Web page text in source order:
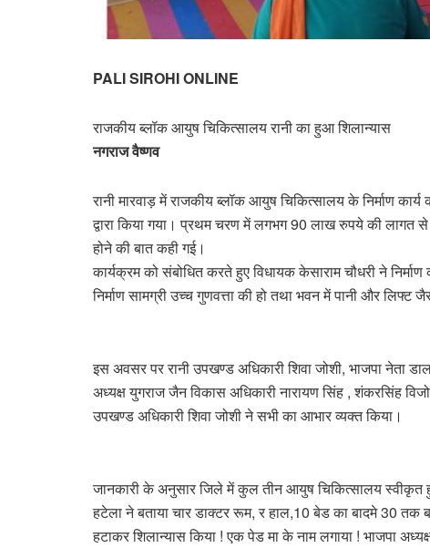
PALI SIROHI ONLINE
राजकीय ब्लॉक आयुष चिकित्सालय रानी का हुआ शिलान्यास
नगराज वैष्णव
रानी मारवाड़ में राजकीय ब्लॉक आयुष चिकित्सालय के निर्माण
द्वारा किया गया। प्रथम चरण में लगभग 90 लाख रुपये की लागत से
होने की बात कही गई।
कार्यक्रम को संबोधित करते हुए विधायक केसाराम चौधरी ने
निर्माण सामग्री उच्च गुणवत्ता की हो तथा भवन में पानी और
इस अवसर पर रानी उपखण्ड अधिकारी शिवा जोशी, भाजपा नेता
अध्यक्ष युगराज जैन विकास अधिकारी नारायण सिंह , शंकरसिंह
उपखण्ड अधिकारी शिवा जोशी ने सभी का आभार व्यक्त किया।
जानकारी के अनुसार जिले में कुल तीन आयुष चिकित्सालय स्वीकृत
हटेला ने बताया चार डाक्टर रूम, र हाल,10 बेड का बादमे 30 तक
हटाकर शिलान्यास किया ! एक पेड मा के नाम लगाया ! भाजपा